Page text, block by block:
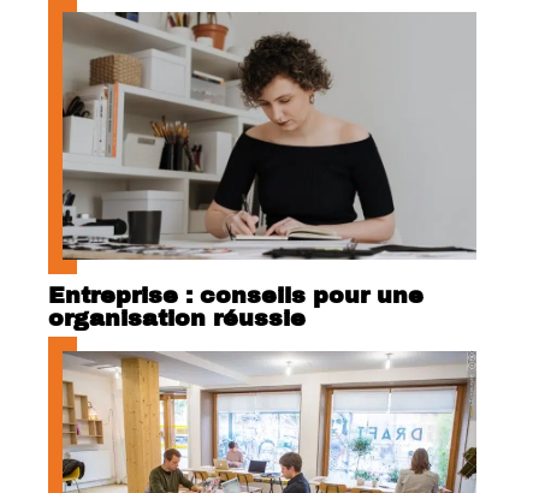
Entreprise : conseils pour une
organisation réussie